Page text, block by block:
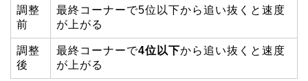
調整
前
最終コーナーで5位以下から追い抜くと速度
が上がる
調整
後
最終コーナーで4位以下から追い抜くと速度
が上がる